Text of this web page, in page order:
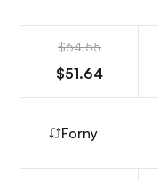
$64.55
$51.64
Forny